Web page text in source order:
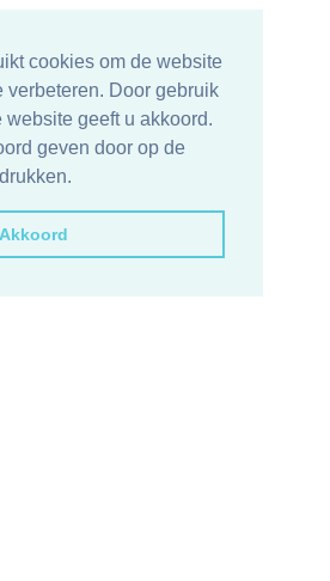
cookies om de website
verbeteren. Door gebruik
geeft u akkoord.
geven door op de
Akkoord